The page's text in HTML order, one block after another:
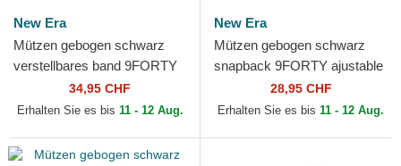
New Era
Mützen gebogen schwarz
verstellbares band 9FORTY
Ripstop der FC Barcelona
LALIGA von New Era
34,95 CHF
Erhalten Sie es bis 11 - 12 Aug.
New Era
Mützen gebogen schwarz
snapback 9FORTY ajustable
der FC Barcelona LALIGA
von New Era
28,95 CHF
Erhalten Sie es bis 11 - 12 Aug.